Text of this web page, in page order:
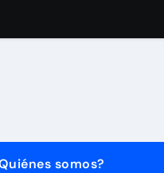
año con Metal Gear Solid 4
somos?